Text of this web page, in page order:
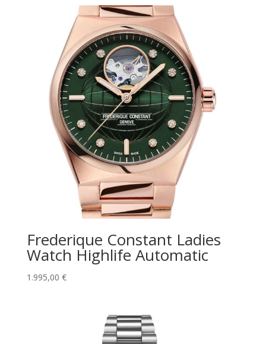
Frederique Constant Ladies
Watch Highlife Automatic
1.995,00 €